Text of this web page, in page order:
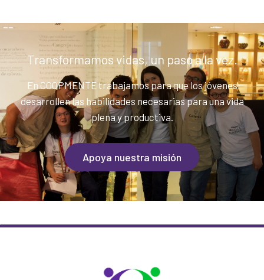
Transformamos vidas, un paso a la vez.
En COOPMENTE trabajamos para que los jóvenes
desarrollen las habilidades necesarias para una vida
plena y productiva.
Apoya nuestra misión